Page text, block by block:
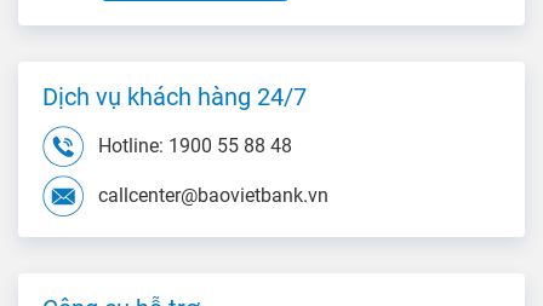
Dịch vụ khách hàng 24/7
Hotline: 1900 55 88 48
callcenter@baovietbank.vn